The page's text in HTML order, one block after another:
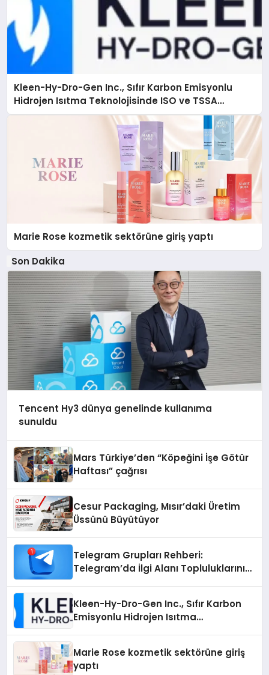
Kleen-Hy-Dro-Gen Inc., Sıfır Karbon Emisyonlu
Hidrojen Isıtma Teknolojisinde ISO ve TSSA
Düzenleyici Onaylarını Aldı
Marie Rose kozmetik sektörüne giriş yaptı
Son Dakika
Tencent Hy3 dünya genelinde kullanıma
sunuldu
Mars Türkiye’den “Köpeğini İşe Götür
Haftası” çağrısı
Cesur Packaging, Mısır’daki Üretim
Üssünü Büyütüyor
Telegram Grupları Rehberi:
Telegram’da İlgi Alanı Topluluklarını
Kleen-Hy-Dro-Gen Inc., Sıfır Karbon
Emisyonlu Hidrojen Isıtma
Marie Rose kozmetik sektörüne giriş
yaptı